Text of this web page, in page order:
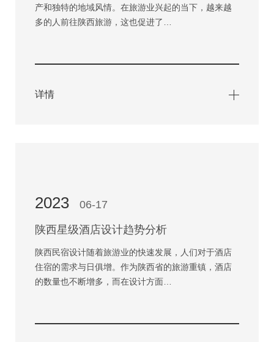
产和独特的地域风情。在旅游业兴起的当下，越来越
多的人前往陕西旅游，这也促进了…
详情
2023 06-17
陕西星级酒店设计趋势分析
陕西民宿设计随着旅游业的快速发展，人们对于酒店
住宿的需求与日俱增。作为陕西省的旅游重镇，酒店
的数量也不断增多，而在设计方面…